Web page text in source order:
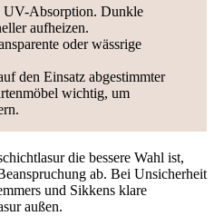
UV-Absorption. Dunkle
aufheizen.
oder wässrige
den Einsatz abgestimmter
wichtig, um
die bessere Wahl ist,
ab. Bei Unsicherheit
und Sikkens klare
außen.